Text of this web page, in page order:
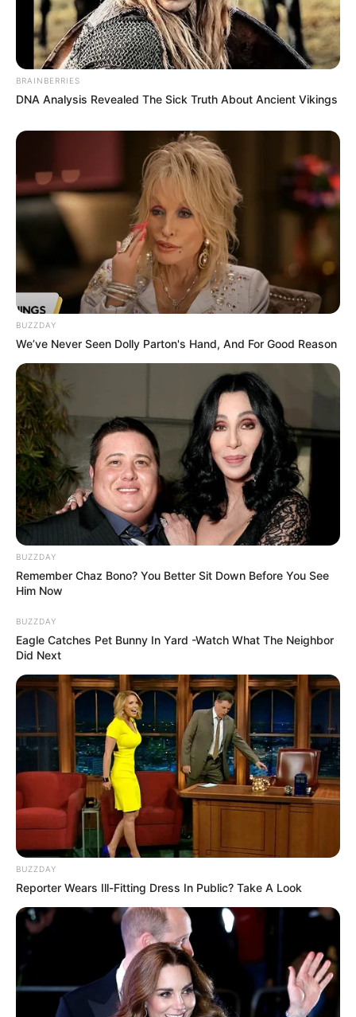
LIHAT ARTIKEL LAINNYA
Bukan Karena Tak Cinta Tangan diatas
BRAINBERRIES
DNA Analysis Revealed The Sick Truth About Ancient Vikings
BUZZDAY
We’ve Never Seen Dolly Parton's Hand, And For Good Reason
BUZZDAY
Remember Chaz Bono? You Better Sit Down Before You See
Him Now
BUZZDAY
Eagle Catches Pet Bunny In Yard -Watch What The Neighbor
Did Next
BUZZDAY
Reporter Wears Ill-Fitting Dress In Public? Take A Look